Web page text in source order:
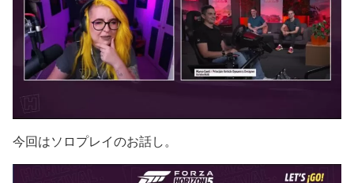
今回はソロプレイのお話し。